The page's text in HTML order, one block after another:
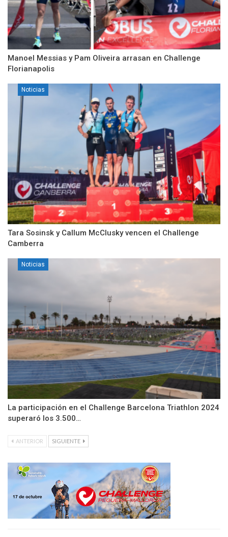
Manoel Messias y Pam Oliveira arrasan en Challenge
Florianapolis
Noticias
Tara Sosinsk y Callum McClusky vencen el Challenge
Camberra
Noticias
La participación en el Challenge Barcelona Triathlon 2024
superaró los 3.500…
ANTERIOR SIGUIENTE